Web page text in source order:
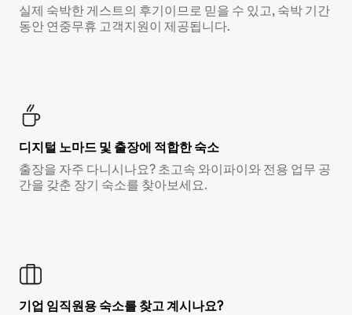
실제 숙박한 게스트의 후기이므로 믿을 수 있고, 숙박 기간
동안 연중무휴 고객지원이 제공됩니다.
디지털 노마드 및 출장에 적합한 숙소
출장을 자주 다니시나요? 초고속 와이파이와 전용 업무 공
간을 갖춘 장기 숙소를 찾아보세요.
기업 임직원용 숙소를 찾고 계시나요?